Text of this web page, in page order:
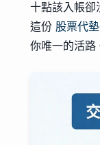
十點該入帳卻
這份 股票代
你唯一的活路